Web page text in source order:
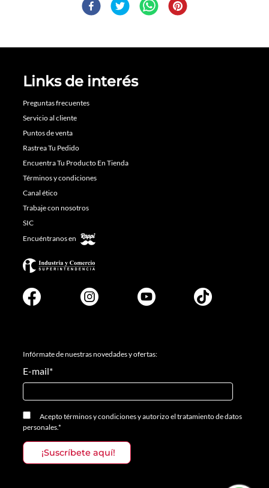
Links de interés
Preguntas frecuentes
Servicio al cliente
Puntos de venta
Rastrea Tu Pedido
Encuentra Tu Producto En Tienda
Términos y condiciones
Canal ético
Trabaje con nosotros
SIC
Encuéntranos en
Infórmate de nuestras novedades y ofertas:
E-mail*
Aceptotérminos y condicionesyautorizo el tratamiento de datos
personales.*